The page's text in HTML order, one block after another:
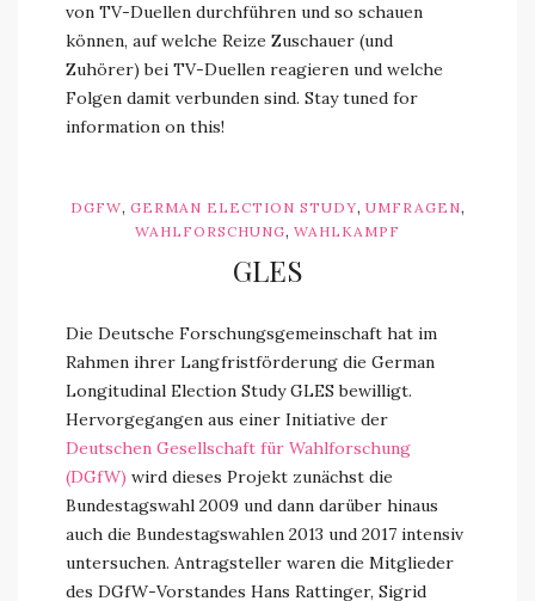
von TV-Duellen durchführen und so schauen
können, auf welche Reize Zuschauer (und
Zuhörer) bei TV-Duellen reagieren und welche
Folgen damit verbunden sind. Stay tuned for
information on this!
DGFW, GERMAN ELECTION STUDY, UMFRAGEN,
WAHLFORSCHUNG, WAHLKAMPF
GLES
Die Deutsche Forschungsgemeinschaft hat im
Rahmen ihrer Langfristförderung die German
Longitudinal Election Study GLES bewilligt.
Hervorgegangen aus einer Initiative der
Deutschen Gesellschaft für Wahlforschung
(DGfW) wird dieses Projekt zunächst die
Bundestagswahl 2009 und dann darüber hinaus
auch die Bundestagswahlen 2013 und 2017 intensiv
untersuchen. Antragsteller waren die Mitglieder
des DGfW-Vorstandes Hans Rattinger, Sigrid